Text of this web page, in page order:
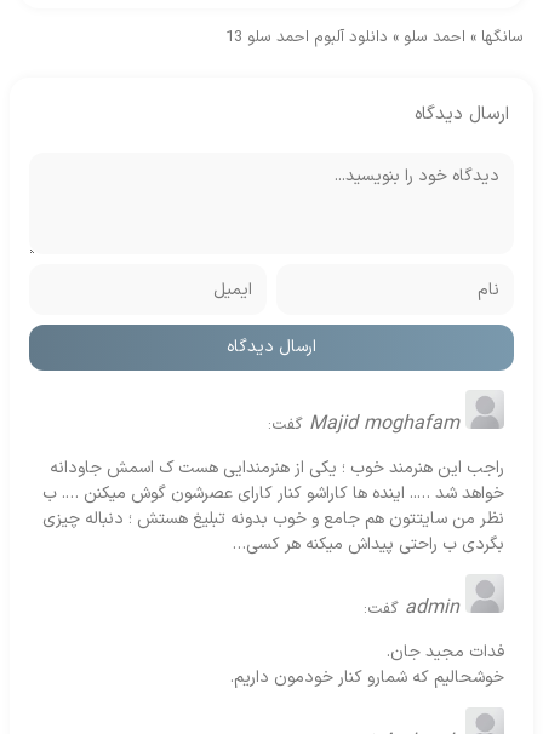
سانگها » احمد سلو » دانلود آلبوم احمد سلو 13
ارسال دیدگاه
Majid moghafam گفت:
راجب این هنرمند خوب ؛ یکی از هنرمندایی هست ک اسمش جاودانه
خواهد شد ….. اینده ها کاراشو کنار کارای عصرشون گوش میکنن …. ب
نظر من سایتتون هم جامع و خوب بدونه تبلیغ هستش ؛ دنباله چیزی
بگردی ب راحتی پیداش میکنه هر کسی…
admin گفت:
فدات مجید جان.
خوشحالیم که شمارو کنار خودمون داریم.